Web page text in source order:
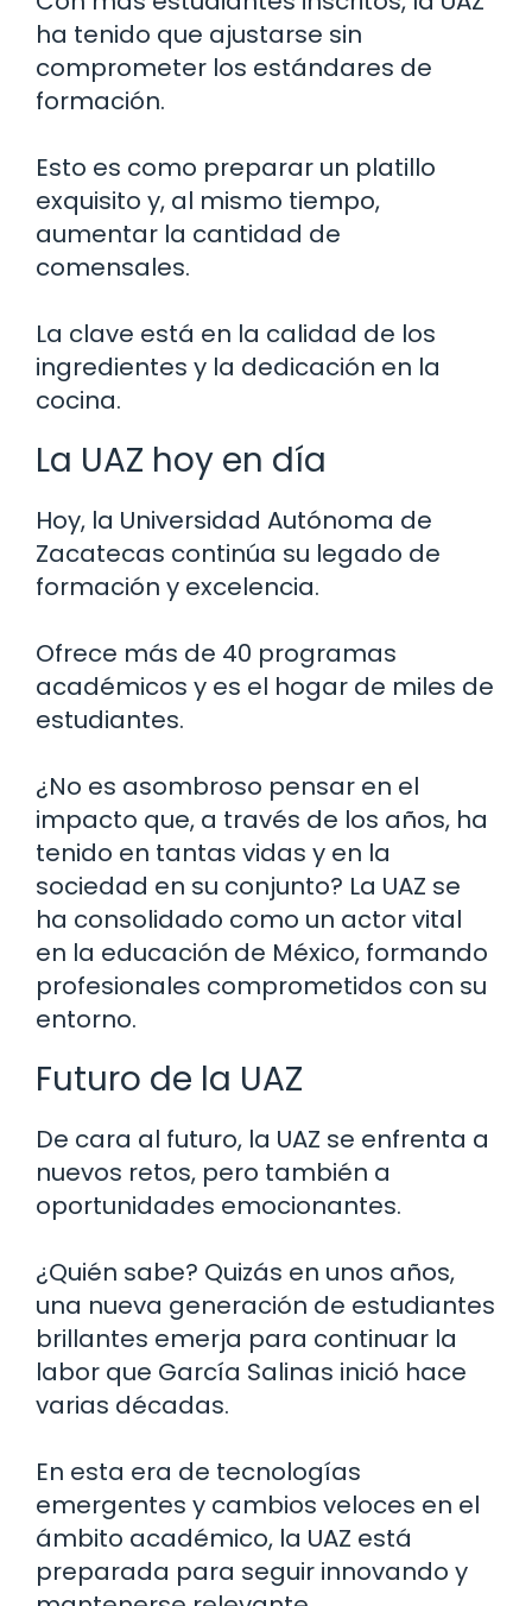
ha tenido que ajustarse sin
comprometer los estándares de
formación.
Esto es como preparar un platillo
exquisito y, al mismo tiempo,
aumentar la cantidad de
comensales.
La clave está en la calidad de los
ingredientes y la dedicación en la
cocina.
La UAZ hoy en día
Hoy, la Universidad Autónoma de
Zacatecas continúa su legado de
formación y excelencia.
Ofrece más de 40 programas
académicos y es el hogar de miles de
estudiantes.
¿No es asombroso pensar en el
impacto que, a través de los años, ha
tenido en tantas vidas y en la
sociedad en su conjunto? La UAZ se
ha consolidado como un actor vital
en la educación de México, formando
profesionales comprometidos con su
entorno.
Futuro de la UAZ
De cara al futuro, la UAZ se enfrenta a
nuevos retos, pero también a
oportunidades emocionantes.
¿Quién sabe? Quizás en unos años,
una nueva generación de estudiantes
brillantes emerja para continuar la
labor que García Salinas inició hace
varias décadas.
En esta era de tecnologías
emergentes y cambios veloces en el
ámbito académico, la UAZ está
preparada para seguir innovando y